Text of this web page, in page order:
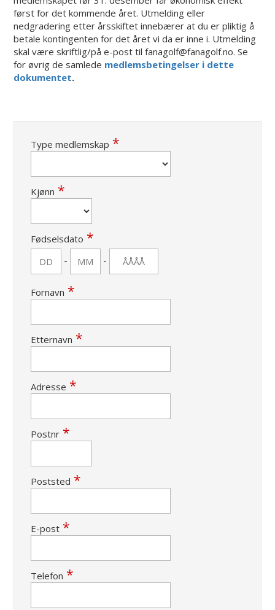
først for det kommende året. Utmelding eller
nedgradering etter årsskiftet innebærer at du er pliktig å
betale kontingenten for det året vi da er inne i. Utmelding
skal være skriftlig/på e-post til fanagolf@fanagolf.no. Se
for øvrig de samlede medlemsbetingelser i dette
dokumentet.
Type medlemskap
Kjønn
Fødselsdato
-
-
Fornavn
Etternavn
Adresse
Postnr
Poststed
E-post
Telefon